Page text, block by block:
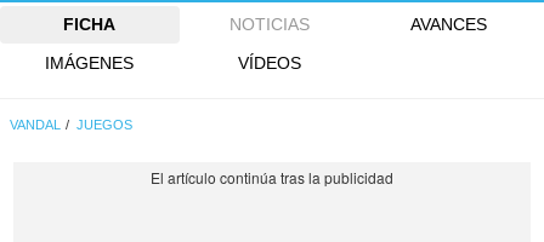
FICHA NOTICIAS
AVANCES
IMÁGENES
VÍDEOS
VANDAL JUEGOS